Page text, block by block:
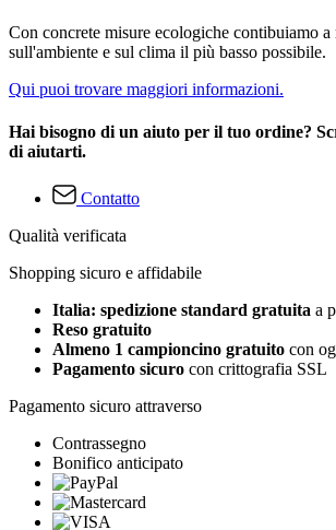
Con concrete misure ecologiche contibuiamo a
sull'ambiente e sul clima il più basso possibile.
Qui puoi trovare maggiori informazioni.
Hai bisogno di un aiuto per il tuo ordine?
di aiutarti.
Contatto
Qualità verificata
Shopping sicuro e affidabile
Italia: spedizione standard gratuita a
Reso gratuito
Almeno 1 campioncino gratuito con
Pagamento sicuro con crittografia SSL
Pagamento sicuro attraverso
Contrassegno
Bonifico anticipato